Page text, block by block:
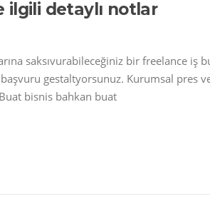
detaylı notlar
saksıvurabileceğiniz bir freelance iş
gestaltyorsunuz. Kurumsal pres
bisnis bahkan buat